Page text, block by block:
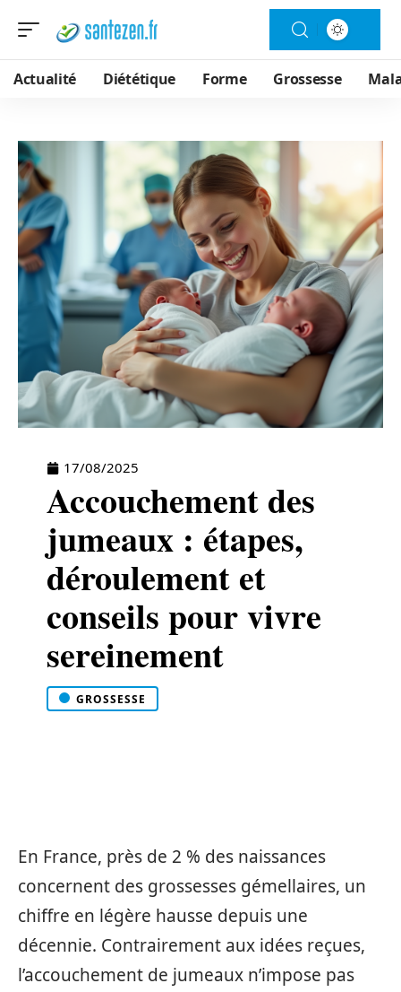
Actualité Diététique Forme Grossesse
17/08/2025
Accouchement des
jumeaux : étapes,
déroulement et
conseils pour vivre
sereinement
GROSSESSE
En France, près de 2 % des naissances
concernent des grossesses gémellaires, un
chiffre en légère hausse depuis une
décennie. Contrairement aux idées reçues,
l’accouchement de jumeaux n’impose pas